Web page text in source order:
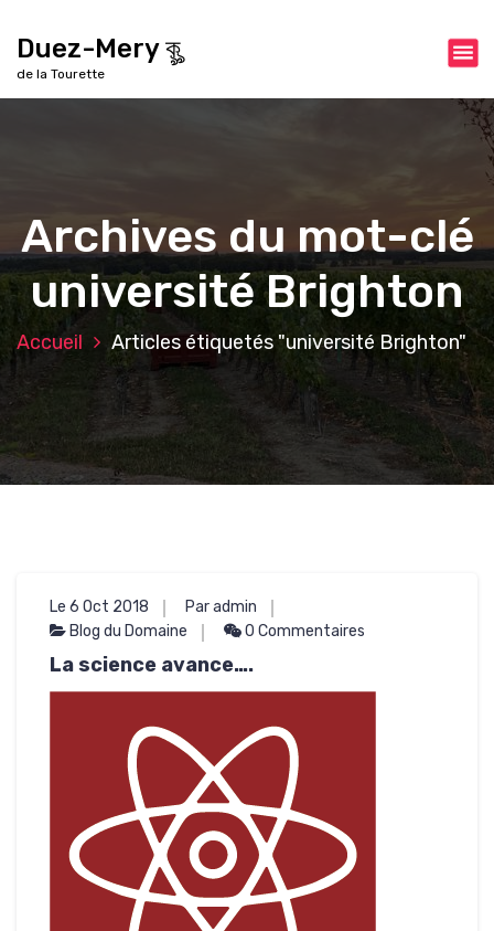
t
e
n
u
Duez-Mery কৣ
de la Tourette
Archives du mot-clé
université Brighton
Accueil Articles étiquetés "université Brighton"
Le 6 Oct 2018
Par admin
Blog du Domaine
0 Commentaires
La science avance….